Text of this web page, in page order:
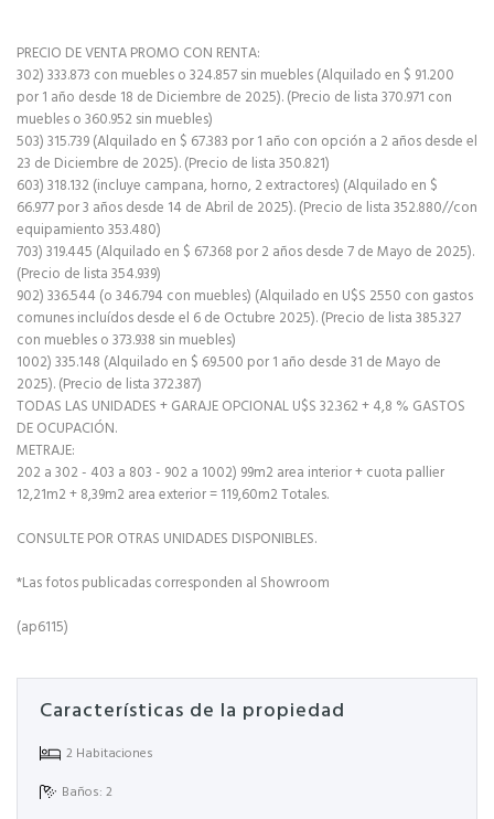
PRECIO DE VENTA PROMO CON RENTA:
302) 333.873 con muebles o 324.857 sin muebles (Alquilado en $ 91.200
por 1 año desde 18 de Diciembre de 2025). (Precio de lista 370.971 con
muebles o 360.952 sin muebles)
503) 315.739 (Alquilado en $ 67.383 por 1 año con opción a 2 años desde el
23 de Diciembre de 2025). (Precio de lista 350.821)
603) 318.132 (incluye campana, horno, 2 extractores) (Alquilado en $
66.977 por 3 años desde 14 de Abril de 2025). (Precio de lista 352.880//con
equipamiento 353.480)
703) 319.445 (Alquilado en $ 67.368 por 2 años desde 7 de Mayo de 2025).
(Precio de lista 354.939)
902) 336.544 (o 346.794 con muebles) (Alquilado en U$S 2550 con gastos
comunes incluídos desde el 6 de Octubre 2025). (Precio de lista 385.327
con muebles o 373.938 sin muebles)
1002) 335.148 (Alquilado en $ 69.500 por 1 año desde 31 de Mayo de
2025). (Precio de lista 372.387)
TODAS LAS UNIDADES + GARAJE OPCIONAL U$S 32.362 + 4,8 % GASTOS
DE OCUPACIÓN.
METRAJE:
202 a 302 - 403 a 803 - 902 a 1002) 99m2 area interior + cuota pallier
12,21m2 + 8,39m2 area exterior = 119,60m2 Totales.
CONSULTE POR OTRAS UNIDADES DISPONIBLES.
*Las fotos publicadas corresponden al Showroom
(ap6115)
Características de la propiedad
2 Habitaciones
Baños: 2